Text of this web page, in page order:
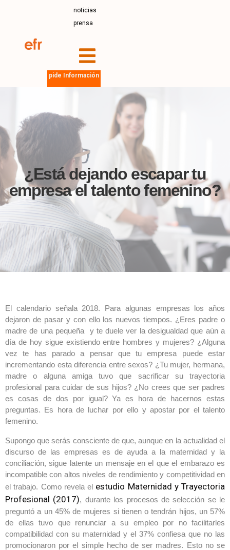
noticias
prensa
pide Información
¿Está dejando escapar tu
empresa el talento femenino?
El calendario señala 2018. Para algunas empresas los años
dejaron de pasar y con ello los nuevos tiempos. ¿Eres padre o
madre de una pequeña y te duele ver la desigualdad que aún a
día de hoy sigue existiendo entre hombres y mujeres? ¿Alguna
vez te has parado a pensar que tu empresa puede estar
incrementando esta diferencia entre sexos? ¿Tu mujer, hermana,
madre o alguna amiga tuvo que sacrificar su trayectoria
profesional para cuidar de sus hijos? ¿No crees que ser padres
es cosas de dos por igual? Ya es hora de hacernos estas
preguntas. Es hora de luchar por ello y apostar por el talento
femenino.
Supongo que serás consciente de que, aunque en la actualidad el
discurso de las empresas es de ayuda a la maternidad y la
conciliación, sigue latente un mensaje en el que el embarazo es
incompatible con altos niveles de rendimiento y competitividad en
el trabajo. Como revela el estudio Maternidad y Trayectoria
Profesional (2017), durante los procesos de selección se le
preguntó a un 45% de mujeres si tienen o tendrán hijos, un 57%
de ellas tuvo que renunciar a su empleo por no facilitarles
compatibilidad con su maternidad y el 37% confiesa que no las
promocionaron por el simple hecho de ser madres. Esto no se